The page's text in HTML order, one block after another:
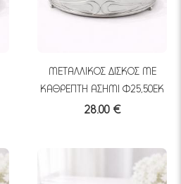
ΜΕΤΑΛΛΙΚΟΣ ΔΙΣΚΟΣ ΜΕ
ΚΑΘΡΕΠΤΗ ΑΣΗΜΙ Φ25,50ΕΚ
28.00 €